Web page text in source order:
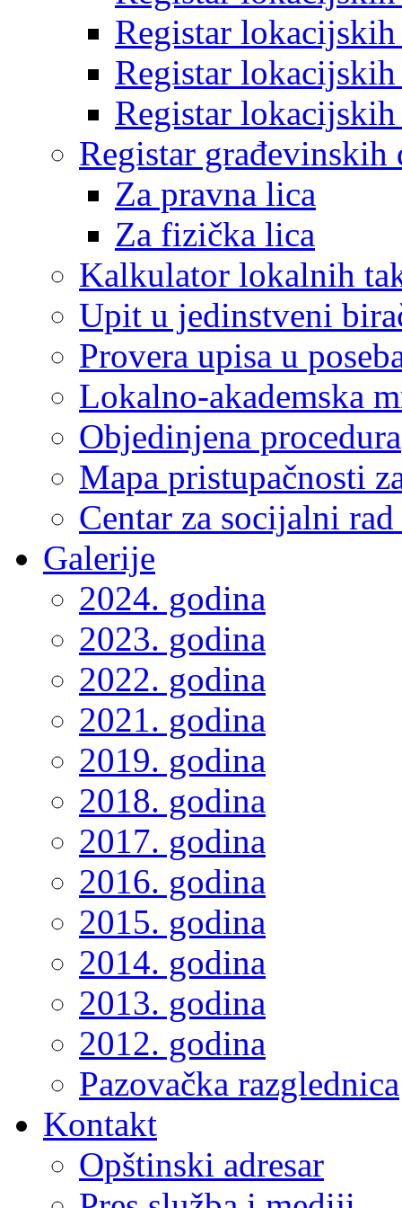
Registar
Registar
Registar
Registar građevinskih
Za pravna lica
Za fizička lica
Kalkulator lokalnih
Upit u jedinstveni
Provera upisa u
Lokalno-akademska
Objedinjena procedura
Mapa pristupačnosti
Centar za socijalni
Galerije
2024. godina
2023. godina
2022. godina
2021. godina
2019. godina
2018. godina
2017. godina
2016. godina
2015. godina
2014. godina
2013. godina
2012. godina
Pazovačka razglednica
Kontakt
Opštinski adresar